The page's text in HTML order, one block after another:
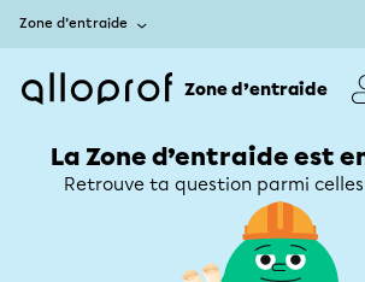
Zone d’entraide
Zone d’entraide
La Zone d’entraide est
Retrouve ta question parmi celles